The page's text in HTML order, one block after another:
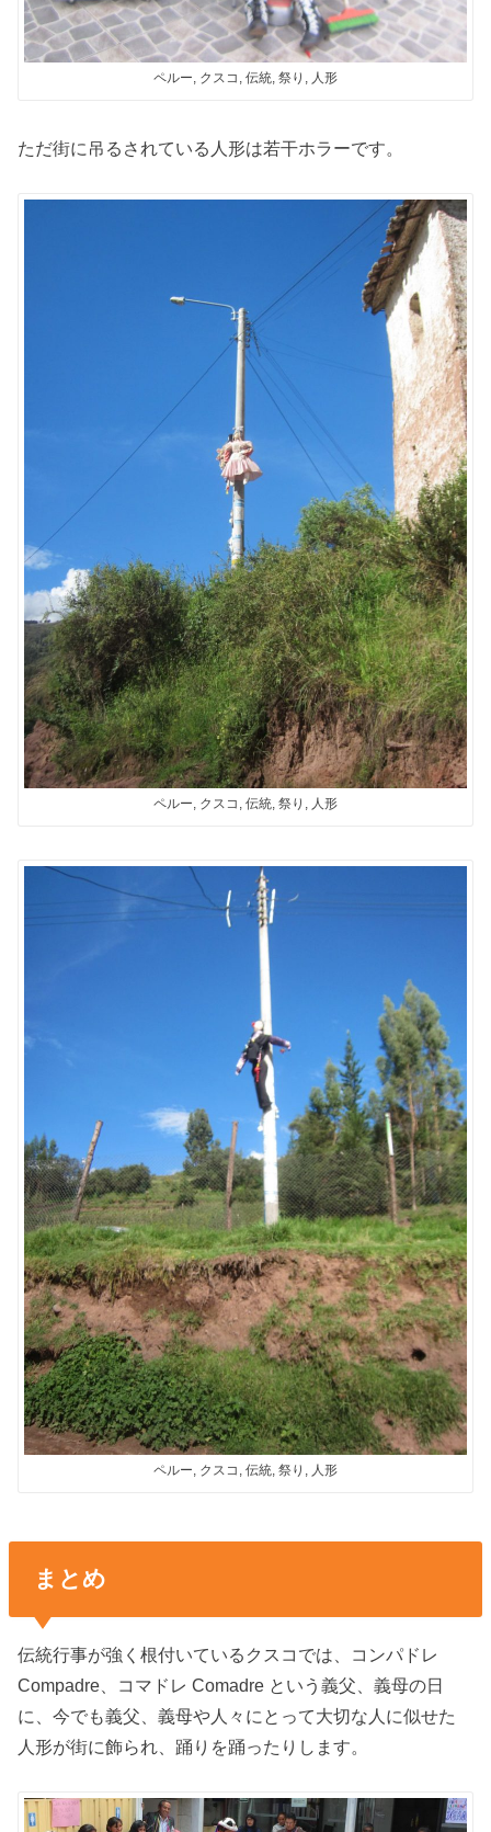
ペルー, クスコ, 伝統, 祭り, 人形
ただ街に吊るされている人形は若干ホラーです。
ペルー, クスコ, 伝統, 祭り, 人形
ペルー, クスコ, 伝統, 祭り, 人形
まとめ
伝統行事が強く根付いているクスコでは、コンパドレ
Compadre、コマドレ Comadre という義父、義母の日
に、今でも義父、義母や人々にとって大切な人に似せた
人形が街に飾られ、踊りを踊ったりします。